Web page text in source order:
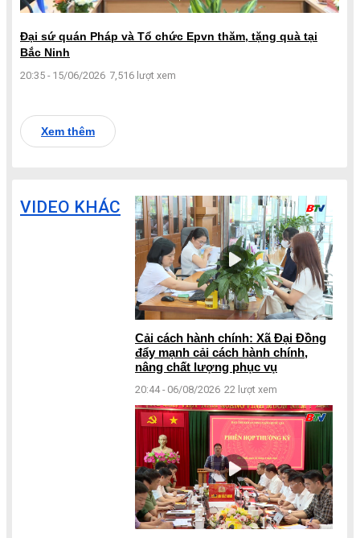
Đại sứ quán Pháp và Tổ chức Epvn thăm, tặng quà tại
Bắc Ninh
20:35 - 15/06/2026 7,516 lượt xem
Xem thêm
VIDEO KHÁC
Cải cách hành chính: Xã Đại Đồng
đẩy mạnh cải cách hành chính,
nâng chất lượng phục vụ
20:44 - 06/08/2026 22 lượt xem